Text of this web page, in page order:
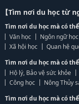
【Tìm nơi du học từ
Tìm nơi du học mà có
Văn học
Ngôn ngữ học
Xã hội học
Quan hệ
Tìm nơi du học mà có
Hộ lý, Bảo vệ sức khỏe
Công học
Nông Thủy
Tìm nơi du học mà có